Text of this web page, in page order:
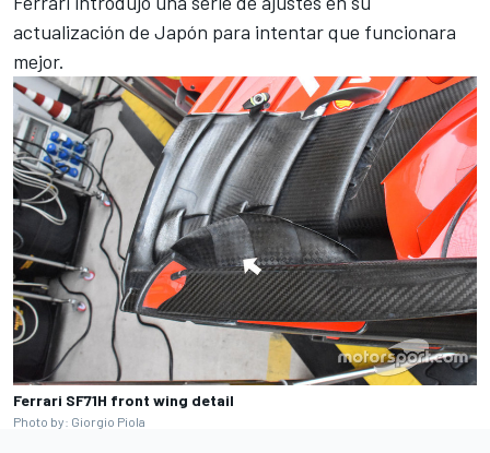
actualización de Japón para intentar que funcionara
mejor.
Ferrari SF71H front wing detail
Photo by: Giorgio Piola